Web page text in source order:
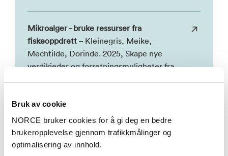
Bruk av cookie
NORCE bruker cookies for å gi deg en bedre
brukeropplevelse gjennom trafikkmålinger og
optimalisering av innhold.
Mikroalger - bruke ressurser fra
fiskeoppdrett – Kleinegris, Meike,
Mechtilde, Dorinde. 2025, Skape nye
verdikjeder og forretningsmuligheter fra
ESPP workshop on Nutrients in aquaculture
and fisheries – Kleinegris, Meike,
Mechtilde, Dorinde. Universitetet i Bergen,